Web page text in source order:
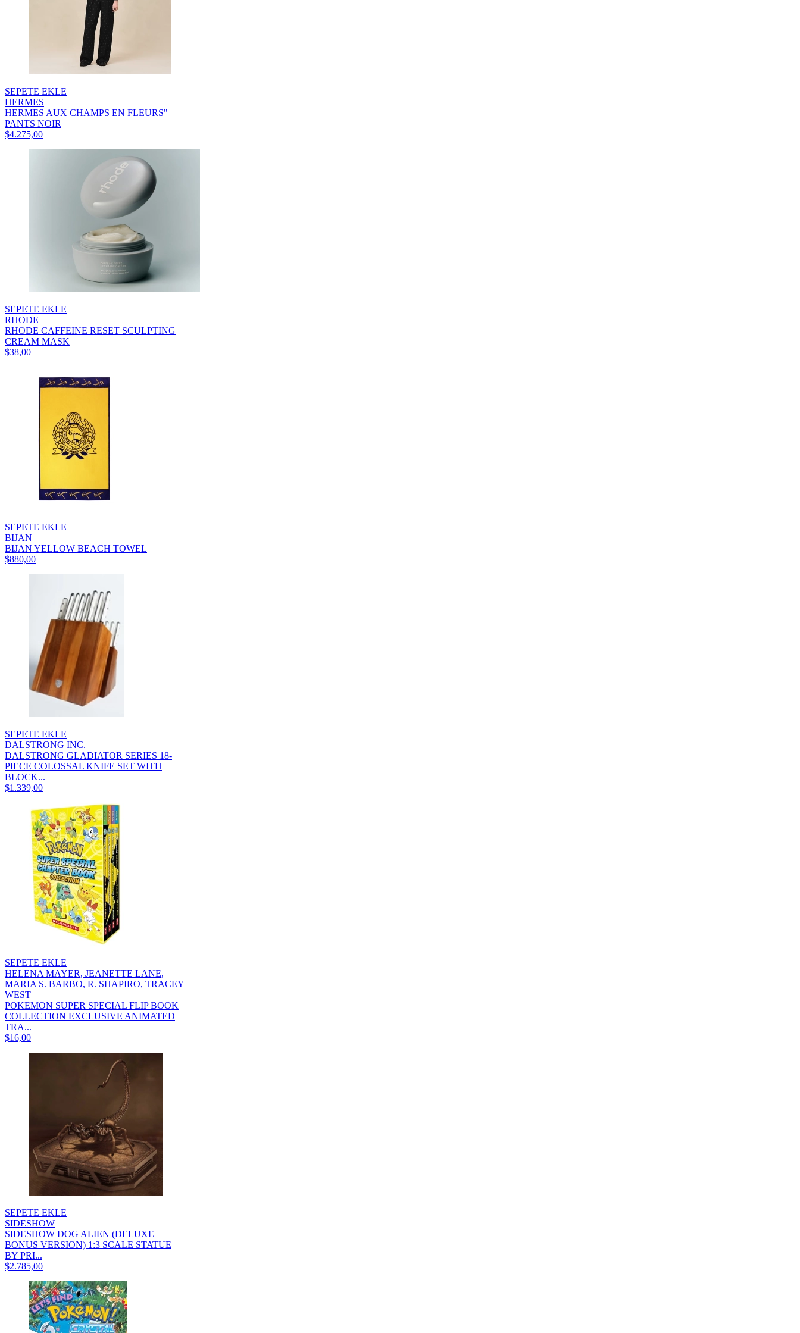
SEPETE EKLE
HERMES
HERMES AUX CHAMPS EN FLEURS"
PANTS NOIR
$4.275,00
SEPETE EKLE
RHODE
RHODE CAFFEINE RESET SCULPTING
CREAM MASK
$38,00
SEPETE EKLE
BIJAN
BIJAN YELLOW BEACH TOWEL
$880,00
SEPETE EKLE
DALSTRONG INC.
DALSTRONG GLADIATOR SERIES 18-
PIECE COLOSSAL KNIFE SET WITH
BLOCK...
$1.339,00
SEPETE EKLE
HELENA MAYER, JEANETTE LANE,
MARIA S. BARBO, R. SHAPIRO, TRACEY
WEST
POKEMON SUPER SPECIAL FLIP BOOK
COLLECTION EXCLUSIVE ANIMATED
TRA...
$16,00
SEPETE EKLE
SIDESHOW
SIDESHOW DOG ALIEN (DELUXE
BONUS VERSION) 1:3 SCALE STATUE
BY PRI...
$2.785,00